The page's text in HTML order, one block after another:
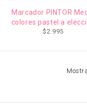
Marcador PINTOR
colores pastel a
$2.995